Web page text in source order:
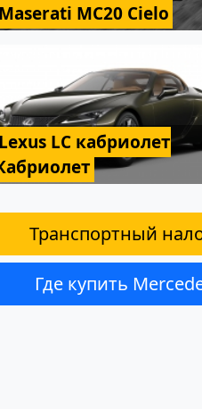
Maserati MC20 Cielo
Lexus LC кабриолет
Транспортный
Где купить